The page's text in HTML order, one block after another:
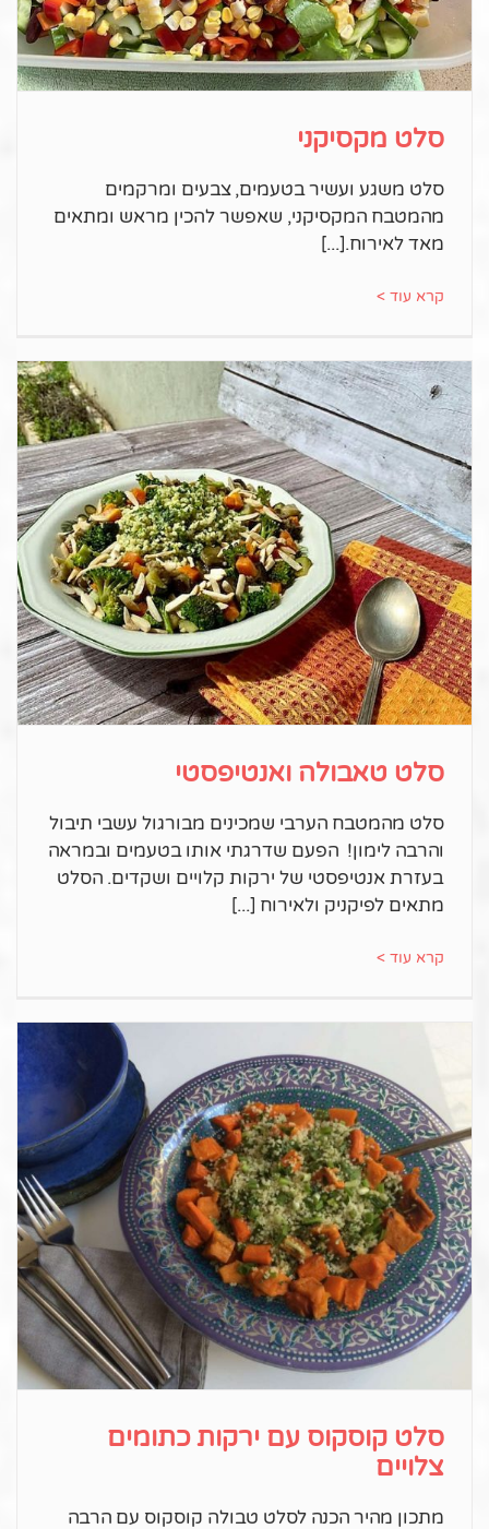
סלט מקסיקני
סלט משגע ועשיר בטעמים, צבעים ומרקמים
מהמטבח המקסיקני, שאפשר להכין מראש ומתאים
מאד לאירוח.
קרא עוד >
סלט טאבולה ואנטיפסטי
סלט מהמטבח הערבי שמכינים מבורגול עשבי תיבול
והרבה לימון! הפעם שדרגתי אותו בטעמים ובמראה
בעזרת אנטיפסטי של ירקות קלויים ושקדים. הסלט
מתאים לפיקניק ולאירוח
קרא עוד >
סלט קוסקוס עם ירקות כתומים
צלויים
מתכון מהיר הכנה לסלט טבולה קוסקוס עם הרבה